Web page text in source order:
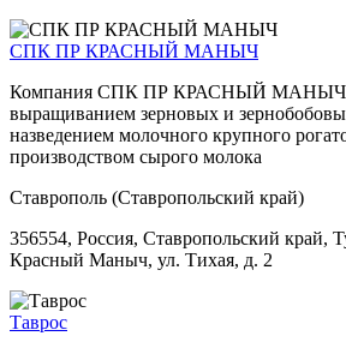
СПК ПР КРАСНЫЙ МАНЫЧ
Компания СПК ПР КРАСНЫЙ МАНЫЧ
выращиванием зерновых и
назведением молочного крупного
производством сырого молока
Ставрополь (Ставропольский край)
356554, Россия, Ставропольский край,
Красный Маныч, ул. Тихая, д. 2
Таврос